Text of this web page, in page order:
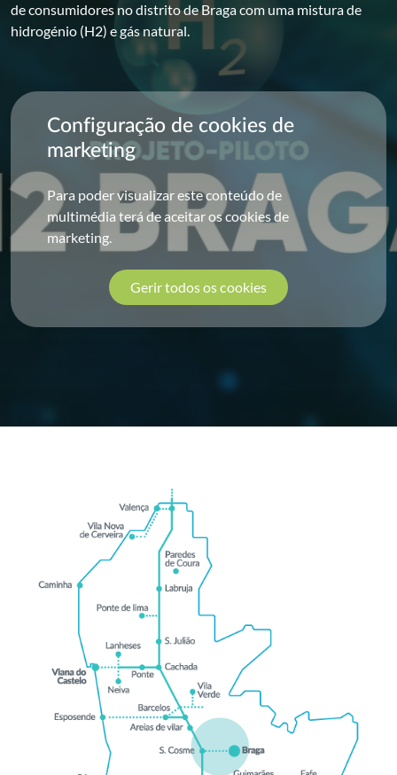
de consumidores no distrito de Braga com uma mistura de
hidrogénio (H2) e gás natural.
Configuração de cookies de
marketing
Para poder visualizar este conteúdo de
multimédia terá de aceitar os cookies de
marketing.
Gerir todos os cookies